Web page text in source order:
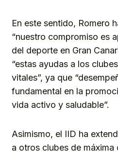
En este sentido, Romero
“nuestro compromiso es
del deporte en Gran
“estas ayudas a los
vitales”, ya que
fundamental en la
vida activo y saludable”.
Asimismo, el IID ha
a otros clubes de